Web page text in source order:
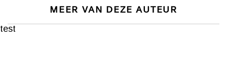
MEER VAN DEZE AUTEUR
test